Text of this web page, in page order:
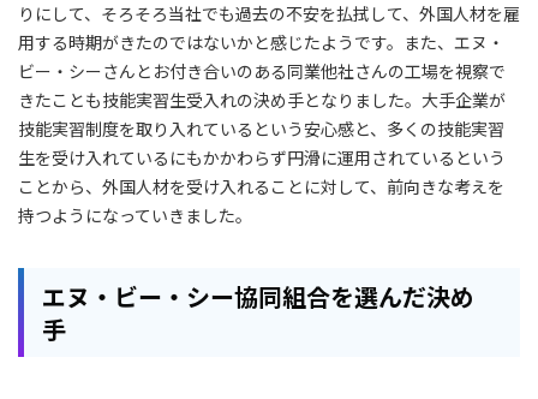
りにして、そろそろ当社でも過去の不安を払拭して、外国人材を雇
用する時期がきたのではないかと感じたようです。また、エヌ・
ビー・シーさんとお付き合いのある同業他社さんの工場を視察で
きたことも技能実習生受入れの決め手となりました。大手企業が
技能実習制度を取り入れているという安心感と、多くの技能実習
生を受け入れているにもかかわらず円滑に運用されているという
ことから、外国人材を受け入れることに対して、前向きな考えを
持つようになっていきました。
エヌ・ビー・シー協同組合を選んだ決め
手